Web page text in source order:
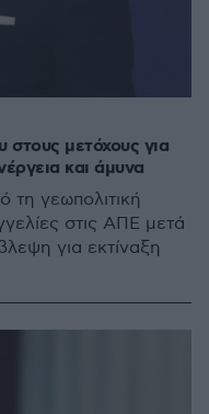
μετόχους για
και άμυνα
τη γεωπολιτική
στις ΑΠΕ μετά
για εκτίναξη